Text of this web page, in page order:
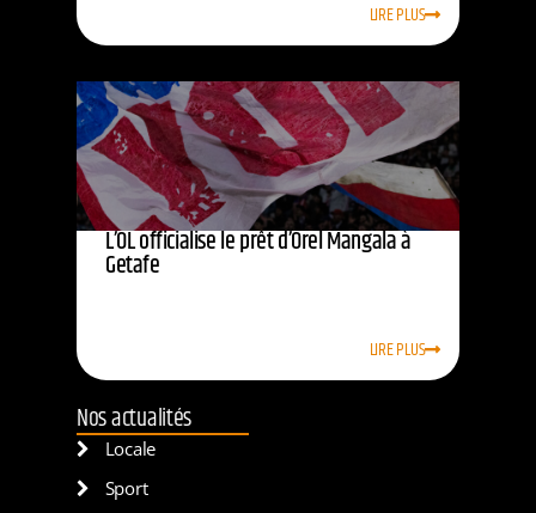
LIRE PLUS
L’OL officialise le prêt d’Orel Mangala à
Getafe
LIRE PLUS
Nos actualités
Locale
Sport